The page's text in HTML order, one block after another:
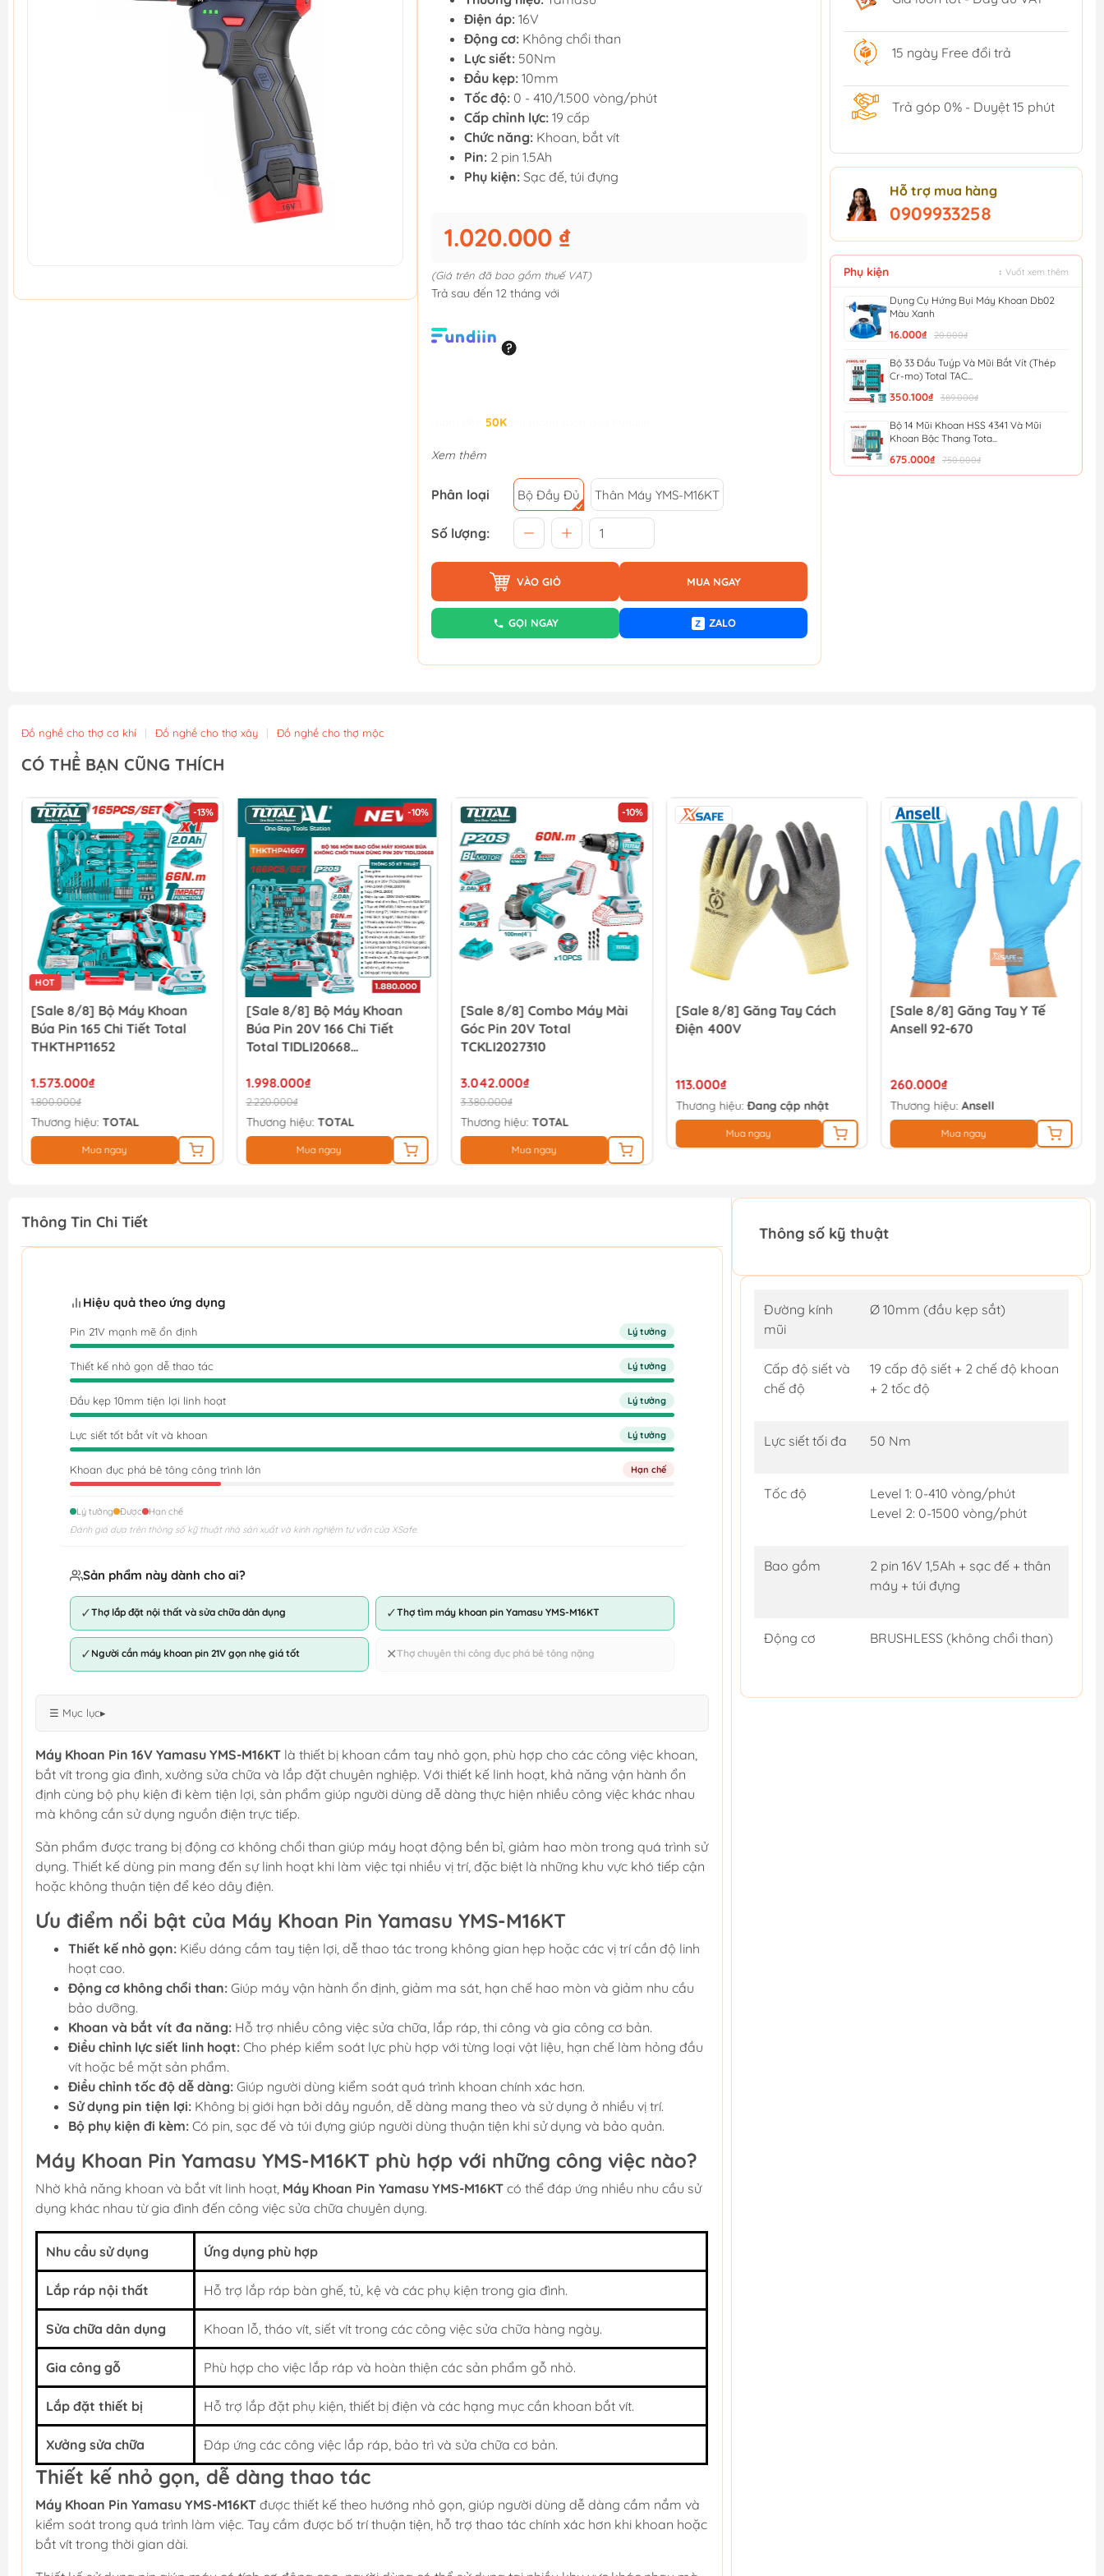
Điện áp: 16V
Động cơ: Không chổi than
Lực siết: 50Nm
Đầu kẹp: 10mm
Tốc độ: 0 - 410/1.500 vòng/phút
Cấp chỉnh lực: 19 cấp
Chức năng: Khoan, bắt vít
Pin: 2 pin 1.5Ah
Phụ kiện: Sạc đế, túi đựng
1.020.000 ₫
(Giá trên đã bao gồm thuế VAT)
Trả sau đến 12 tháng với
50K
Xem thêm
Phân loại Bộ Đầy Đủ Thân Máy YMS-M16KT
Số lượng:
VÀO GIỎ MUA NGAY
GỌI NGAY Z ZALO
15 ngày Free đổi trả
Trả góp 0% - Duyệt 15 phút
Hỗ trợ mua hàng
0909933258
Phụ kiện ↕ Vuốt xem thêm
Dụng Cụ Hứng Bụi Máy Khoan Db02
Màu Xanh
16.000₫ 20.000₫
Bộ 33 Đầu Tuýp Và Mũi Bắt Vít (Thép
Cr-mo) Total TAC...
350.100₫ 389.000₫
Bộ 14 Mũi Khoan HSS 4341 Và Mũi
Khoan Bậc Thang Tota...
675.000₫ 750.000₫
Đồ nghề cho thợ cơ khí | Đồ nghề cho thợ xây | Đồ nghề cho thợ mộc
CÓ THỂ BẠN CŨNG THÍCH
-13%
HOT
[Sale 8/8] Bộ Máy Khoan
Búa Pin 165 Chi Tiết Total
THKTHP11652
1.573.000₫
1.800.000₫
Thương hiệu: TOTAL
Mua ngay
-10%
[Sale 8/8] Bộ Máy Khoan
Búa Pin 20V 166 Chi Tiết
Total TIDLI20668
1.998.000₫
2.220.000₫
Thương hiệu: TOTAL
Mua ngay
-10%
[Sale 8/8] Combo Máy Mài
Góc Pin 20V Total
TCKLI2027310
3.042.000₫
3.380.000₫
Thương hiệu: TOTAL
Mua ngay
[Sale 8/8] Găng Tay Cách
Điện 400V
113.000₫
Thương hiệu:Đang cập nhật
Mua ngay
[Sale 8/8] Găng Tay Y Tế
Ansell 92-670
260.000₫
Thương hiệu:Ansell
Mua ngay
Thông Tin Chi Tiết
Hiệu quả theo ứng dụng
Pin 21V mạnh mẽ ổn định Lý tưởng
Thiết kế nhỏ gọn dễ thao tác Lý tưởng
Đầu kẹp 10mm tiện lợi linh hoạt Lý tưởng
Lực siết tốt bắt vít và khoan Lý tưởng
Khoan đục phá bê tông công trình lớn Hạn chế
Lý tưởng Được
Hạn chế
Đánh giá dựa trên thông số kỹ thuật nhà sản xuất và kinh nghiệm tư vấn của XSafe.
Sản phẩm này dành cho ai?
✓Thợ lắp đặt nội thất và sửa chữa dân dụng ✓Thợ tìm máy khoan pin Yamasu YMS-M16KT
✓ Người cần máy khoan pin 21V gọn nhẹ giá tốt ✕Thợ chuyên thi công đục phá bê tông nặng
☰ Mục lục▸
Máy Khoan Pin 16V Yamasu YMS-M16KT là thiết bị khoan cầm tay nhỏ gọn, phù hợp cho các công việc khoan,
bắt vít trong gia đình, xưởng sửa chữa và lắp đặt chuyên nghiệp. Với thiết kế linh hoạt, khả năng vận hành ổn
định cùng bộ phụ kiện đi kèm tiện lợi, sản phẩm giúp người dùng dễ dàng thực hiện nhiều công việc khác nhau
mà không cần sử dụng nguồn điện trực tiếp.
Sản phẩm được trang bị động cơ không chổi than giúp máy hoạt động bền bỉ, giảm hao mòn trong quá trình sử
dụng. Thiết kế dùng pin mang đến sự linh hoạt khi làm việc tại nhiều vị trí, đặc biệt là những khu vực khó tiếp cận
hoặc không thuận tiện để kéo dây điện.
Ưu điểm nổi bật của Máy Khoan Pin Yamasu YMS-M16KT
Thiết kế nhỏ gọn: Kiểu dáng cầm tay tiện lợi, dễ thao tác trong không gian hẹp hoặc các vị trí cần độ linh
hoạt cao.
Động cơ không chổi than: Giúp máy vận hành ổn định, giảm ma sát, hạn chế hao mòn và giảm nhu cầu
bảo dưỡng.
Khoan và bắt vít đa năng: Hỗ trợ nhiều công việc sửa chữa, lắp ráp, thi công và gia công cơ bản.
Điều chỉnh lực siết linh hoạt: Cho phép kiểm soát lực phù hợp với từng loại vật liệu, hạn chế làm hỏng đầu
vít hoặc bề mặt sản phẩm.
Điều chỉnh tốc độ dễ dàng: Giúp người dùng kiểm soát quá trình khoan chính xác hơn.
Sử dụng pin tiện lợi: Không bị giới hạn bởi dây nguồn, dễ dàng mang theo và sử dụng ở nhiều vị trí.
Bộ phụ kiện đi kèm: Có pin, sạc đế và túi đựng giúp người dùng thuận tiện khi sử dụng và bảo quản.
Máy Khoan Pin Yamasu YMS-M16KT phù hợp với những công việc nào?
Nhờ khả năng khoan và bắt vít linh hoạt, Máy Khoan Pin Yamasu YMS-M16KT có thể đáp ứng nhiều nhu cầu sử
dụng khác nhau từ gia đình đến công việc sửa chữa chuyên dụng.
Nhu cầu sử dụng Ứng dụng phù hợp
Lắp ráp nội thất Hỗ trợ lắp ráp bàn ghế, tủ, kệ và các phụ kiện trong gia đình.
Sửa chữa dân dụng Khoan lỗ, tháo vít, siết vít trong các công việc sửa chữa hàng ngày.
Gia công gỗ Phù hợp cho việc lắp ráp và hoàn thiện các sản phẩm gỗ nhỏ.
Lắp đặt thiết bị Hỗ trợ lắp đặt phụ kiện, thiết bị điện và các hạng mục cần khoan bắt vít.
Xưởng sửa chữa Đáp ứng các công việc lắp ráp, bảo trì và sửa chữa cơ bản.
Thiết kế nhỏ gọn, dễ dàng thao tác
Máy Khoan Pin Yamasu YMS-M16KT được thiết kế theo hướng nhỏ gọn, giúp người dùng dễ dàng cầm nắm và
kiểm soát trong quá trình làm việc. Tay cầm được bố trí thuận tiện, hỗ trợ thao tác chính xác hơn khi khoan hoặc
bắt vít trong thời gian dài.
Thông số kỹ thuật
Đường kính
mũi
Ø 10mm (đầu kẹp sắt)
Cấp độ siết và
chế độ
19 cấp độ siết + 2 chế độ khoan
+ 2 tốc độ
Lực siết tối đa 50 Nm
Tốc độ
Level 1: 0-410 vòng/phút
Level 2: 0-1500 vòng/phút
Bao gồm
2 pin 16V 1,5Ah + sạc đế + thân
máy + túi đựng
Động cơ BRUSHLESS (không chổi than)